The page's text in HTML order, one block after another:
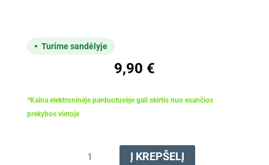
Turime sandėlyje
9,90 €
*Kaina elektroninėje parduotuvėje gali skirtis nuo esančios
prekybos vietoje
kiekis:
Į KREPŠELĮ